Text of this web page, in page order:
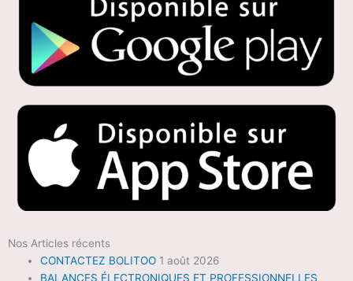
Nos Articles récents
CONTACTEZ BOLITOO 1 août 2026
BALANCES ÉLECTRONIQUES ET PROFESSIONNELLES